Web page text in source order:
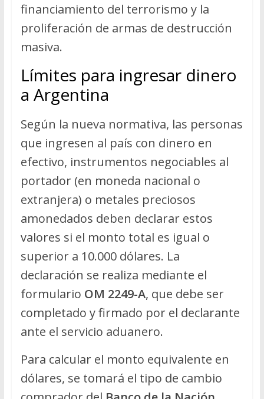
financiamiento del terrorismo y la
proliferación de armas de destrucción
masiva.
Límites para ingresar dinero
a Argentina
Según la nueva normativa, las personas
que ingresen al país con dinero en
efectivo, instrumentos negociables al
portador (en moneda nacional o
extranjera) o metales preciosos
amonedados deben declarar estos
valores si el monto total es igual o
superior a 10.000 dólares. La
declaración se realiza mediante el
formulario OM 2249-A, que debe ser
completado y firmado por el declarante
ante el servicio aduanero.
Para calcular el monto equivalente en
dólares, se tomará el tipo de cambio